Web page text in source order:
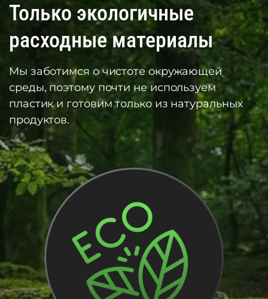
Только экологичные
расходные материалы
Мы заботимся о чистоте окружающей
среды, поэтому почти не используем
пластик и готовим только из натуральных
продуктов.